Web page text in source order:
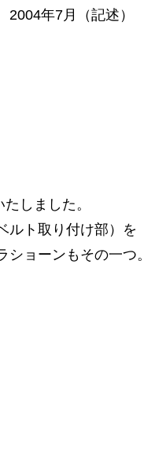
2004年7月（記述）
しました。
ルト取り付け部）を
ョーンもその一つ。